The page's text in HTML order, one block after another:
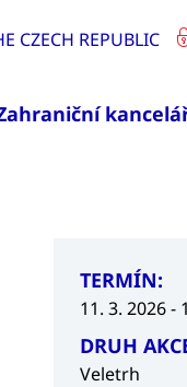
CZECH REPUBLIC
TERMÍN:
11. 3. 2026 -
DRUH
Veletrh